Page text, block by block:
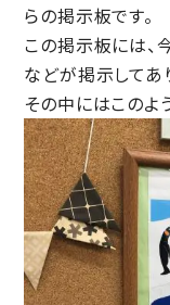
らの掲示板です。
この掲示板には、
などが掲示してあ
その中にはこのよ